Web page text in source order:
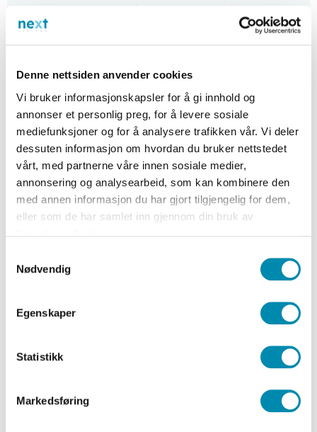
Denne nettsiden anvender cookies
Vi bruker informasjonskapsler for å gi innhold og
annonser et personlig preg, for å levere sosiale
mediefunksjoner og for å analysere trafikken vår. Vi deler
dessuten informasjon om hvordan du bruker nettstedet
vårt, med partnerne våre innen sosiale medier,
annonsering og analysearbeid, som kan kombinere den
med annen informasjon du har gjort tilgjengelig for dem,
eller som de har samlet inn gjennom din bruk av
Nødvendig
Egenskaper
Statistikk
Markedsføring
Skap
kundeloj
alitet
ved å
tilby
belønnin
gspoeng,
rabatter
og
kampanj
rktøy
e verktøy
for å
skredder
sy
rapporte
r og
analyser,
tilpasset
dine
ler
Integrer
med et
spekter
av
betalings
terminal
er for en
sømløs
betalings
tilpasnin
Tilgang